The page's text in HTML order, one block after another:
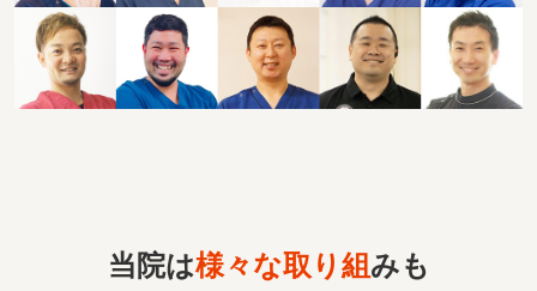
当院は様々な取り組 みも